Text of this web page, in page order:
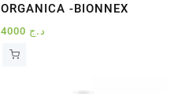
ORGANICA -BIONNEX
د.ج